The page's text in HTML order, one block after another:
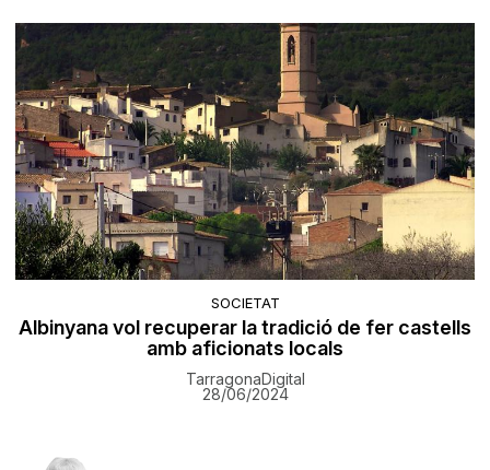
SOCIETAT
Albinyana vol recuperar la tradició de fer castells
amb aficionats locals
TarragonaDigital
28/06/2024